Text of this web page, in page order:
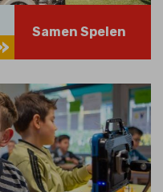
Samen Spelen